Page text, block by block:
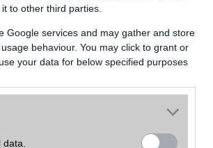
to other third parties.
Google services and may gather and store
behaviour. You may click to grant or
your data for below specified purposes